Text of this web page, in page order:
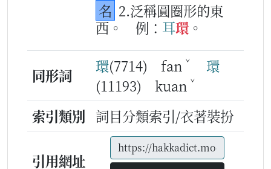
名 2.泛稱圓圈形的東
西。
例： 耳環 。
同形詞 環(7714) fan ˇ
環
(11193) kuan ˇ
索引類別 詞目分類索引/衣著裝扮
引用網址